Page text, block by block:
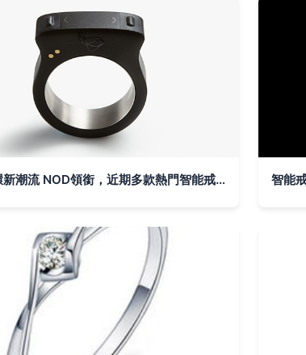
智能指環新潮流 NOD領銜，近期多款熱門智能戒指一覽